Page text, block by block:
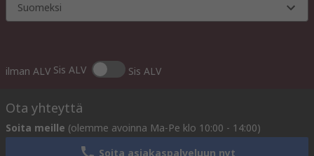
Suomeksi
ilman ALV Sis ALV Sis ALV
Ota yhteyttä
Soita meille (olemme avoinna Ma-Pe klo 10:00 - 14:00)
Soita asiakaspalveluun nyt